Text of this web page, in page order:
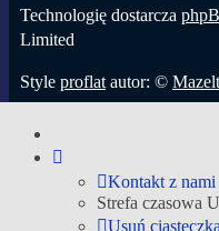
Kontakt z nami
Strefa czasowa
Usuń
Technologię dostarcza
Limited
Style proflat autor: ©
Time: 0.024s